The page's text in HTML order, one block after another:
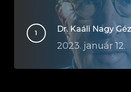
Dr. Kaáli Nagy
2023. január 12.